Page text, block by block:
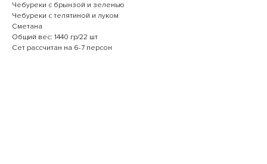
Чебуреки с брынзой и зеленью
Чебуреки с телятиной и луком
Сметана
Общий вес: 1440 гр/22 шт
Сет рассчитан на 6-7 персон